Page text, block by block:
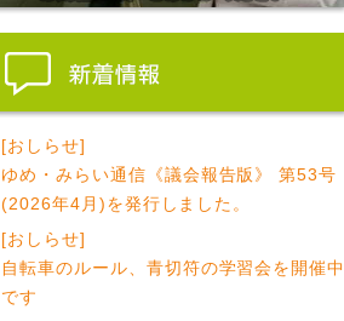
[おしらせ]
ゆめ・みらい通信《議会報告版》 第53号
(2026年4月)を発行しました。
[おしらせ]
自転車のルール、青切符の学習会を開催中
です